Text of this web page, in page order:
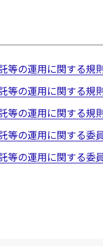
等の運用に関する規
等の運用に関する
等の運用に関する
等の運用に関する
等の運用に関する委